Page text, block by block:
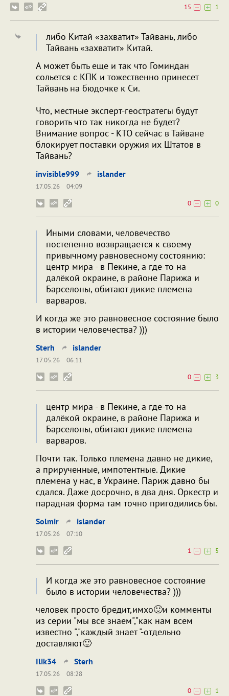
15 1
либо Китай «захватит» Тайвань, либо
Тайвань «захватит» Китай.
А может быть еще и так что Гоминдан
сольется с КПК и тожественно принесет
Тайвань на бюдочке к Си.
Что, местные эксперт-геостратегы будут
говорить что так никогда не будет?
Внимание вопрос - КТО сейчас в Тайване
блокирует поставки оружия их Штатов в
Тайвань?
invisible999 islander
17.05.26
04:09
0
0
Иными словами, человечество
постепенно возвращается к своему
привычному равновесному состоянию:
центр мира - в Пекине, а где-то на
далёкой окраине, в районе Парижа и
Барселоны, обитают дикие племена
варваров.
И когда же это равновесное состояние было
в истории человечества? )))
Sterh islander
17.05.26
06:11
0
3
центр мира - в Пекине, а где-то на
далёкой окраине, в районе Парижа и
Барселоны, обитают дикие племена
варваров.
Почти так. Только племена давно не дикие,
а прирученные, импотентные. Дикие
племена у нас, в Украине. Париж давно бы
сдался. Даже досрочно, в два дня. Оркестр и
парадная форма там точно пригодились бы.
Solmir islander
17.05.26
07:10
1
5
И когда же это равновесное состояние
было в истории человечества? )))
человек просто бредит,имхо🙂и комменты
из серии "мы все знаем","как нам всем
известно ","каждый знает "-отдельно
доставляют🙂
Ilik34 Sterh
17.05.26
08:28
0
1